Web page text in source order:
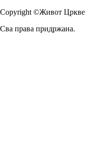
Copyright ©Живот Цркве
Сва права придржана.